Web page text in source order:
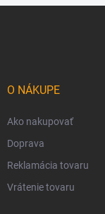
O NÁKUPE
Ako nakupovať
Doprava
Reklamácia tovaru
Vrátenie tovaru